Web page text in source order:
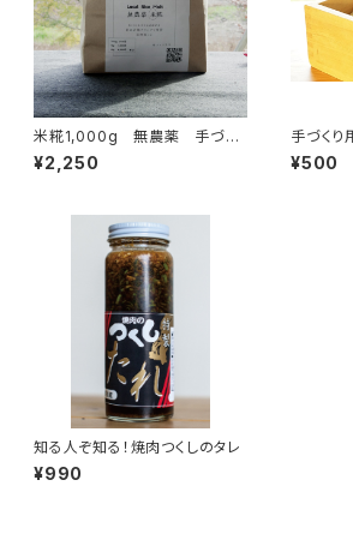
米糀1,000g 無農薬 手づく
り用
¥2,250
手づく
0ｇ
¥500
知る人ぞ知る！焼肉つくしのタレ
¥990